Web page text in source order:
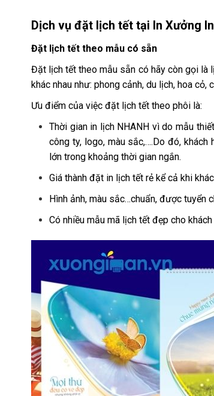
Dịch vụ đặt lịch tết tại In Xưởng
Đặt lịch tết theo mẫu có sẵn
Đặt lịch tết theo mẫu sẵn có hãy còn gọi
khác nhau như: phong cảnh, du lịch, hoa cỏ,
Ưu điểm của việc đặt lịch tết theo phôi là:
Thời gian in lịch NHANH vì do mẫu
công ty, logo, màu sắc,….Do đó,
lớn trong khoảng thời gian ngắn.
Giá thành đặt in lịch tết rẻ kể cả khi
Hình ảnh, màu sắc…chuẩn, được tuyển
Có nhiều mẫu mã lịch tết đẹp cho